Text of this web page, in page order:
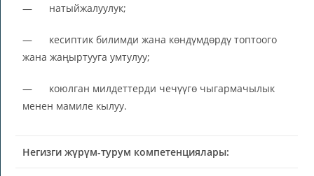
— натыйжалуулук;
— кесиптик билимди жана көндүмдөрдү топтоого
жана жаңыртууга умтулуу;
— коюлган милдеттерди чечүүгө чыгармачылык
менен мамиле кылуу.
Негизги жүрүм-турум компетенциялары: